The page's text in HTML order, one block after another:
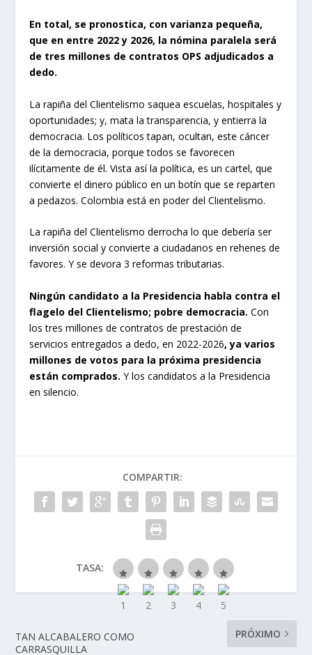
En total, se pronostica, con varianza pequeña,
que en entre 2022 y 2026, la nómina paralela será
de tres millones de contratos OPS adjudicados a
dedo.
La rapiña del Clientelismo saquea escuelas, hospitales y
oportunidades; y, mata la transparencia, y entierra la
democracia. Los políticos tapan, ocultan, este cáncer
de la democracia, porque todos se favorecen
ilícitamente de él. Vista así la política, es un cartel, que
convierte el dinero público en un botín que se reparten
a pedazos. Colombia está en poder del Clientelismo.
La rapiña del Clientelismo derrocha lo que debería ser
inversión social y convierte a ciudadanos en rehenes de
favores. Y se devora 3 reformas tributarias.
Ningún candidato a la Presidencia habla contra el
flagelo del Clientelismo; pobre democracia. Con
los tres millones de contratos de prestación de
servicios entregados a dedo, en 2022-2026, ya varios
millones de votos para la próxima presidencia
están comprados.Y los candidatos a la Presidencia
en silencio.
COMPARTIR:
TASA:
TAN ALCABALERO COMO
CARRASQUILLA
PRÓXIMO